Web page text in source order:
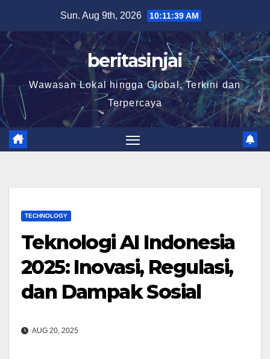
content
Sun. Aug 9th, 2026 10:11:40 AM
beritasinjai
Wawasan Lokal hingga Global, Terkini dan
Terpercaya
TECHNOLOGY
Teknologi AI Indonesia
2025: Inovasi, Regulasi,
dan Dampak Sosial
AUG 20, 2025